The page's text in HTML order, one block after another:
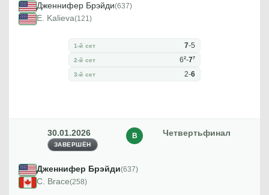
Дженнифер Брэйди(637)
E. Kalieva(121)
1-й сет 7-5
2-й сет 62-77
3-й сет 2-6
30.01.2026
ЗАВЕРШЁН
Четвертьфинал
В
Дженнифер Брэйди(637)
C. Brace(258)